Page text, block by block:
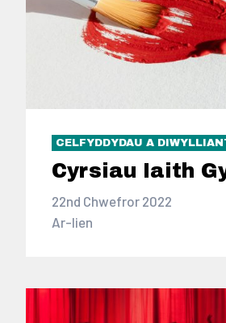
CELFYDDYDAU A
Cyrsiau Iaith
22nd Chwefror 2022
Ar-lien